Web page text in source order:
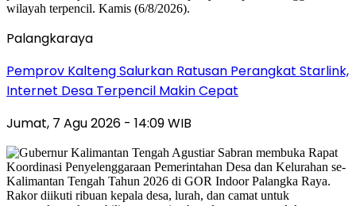
Palangkaraya
Pemprov Kalteng Salurkan Ratusan Perangkat Starlink,
Internet Desa Terpencil Makin Cepat
Jumat, 7 Agu 2026 - 14:09 WIB